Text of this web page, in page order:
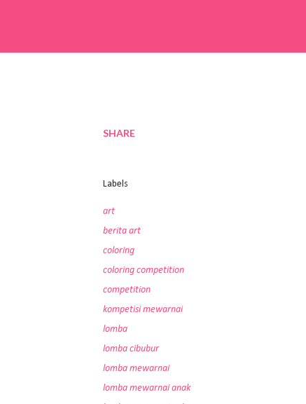
SHARE
Labels
art
berita art
coloring
coloring competition
competition
kompetisi mewarnai
lomba
lomba cibubur
lomba mewarnai
lomba mewarnai anak